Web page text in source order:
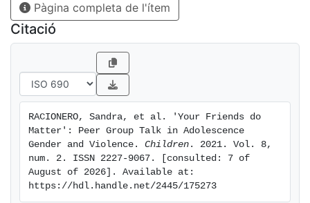
group interactions, creating group pressure, and
pushing some girls to violent relationships. Alternative
ways of interaction are also reported, which allow a
socialization leading to more freedom, less coercion,
and more healthy relationships.
Pàgina completa de l'ítem
Citació
RACIONERO, Sandra, et al. 'Your Friends do
Matter': Peer Group Talk in Adolescence
Gender and Violence. Children . 2021. Vol. 8,
num. 2. ISSN 2227-9067. [consulted: 7 of
August of 2026]. Available at:
https://hdl.handle.net/2445/175273